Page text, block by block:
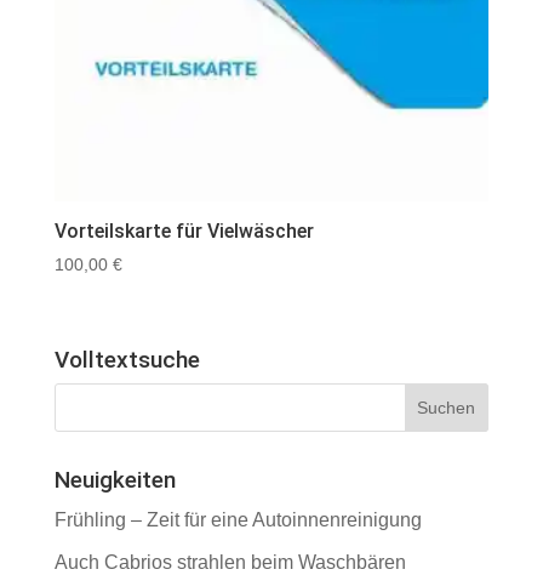
Vorteilskarte für Vielwäscher
100,00 €
Volltextsuche
Neuigkeiten
Frühling – Zeit für eine Autoinnenreinigung
Auch Cabrios strahlen beim Waschbären